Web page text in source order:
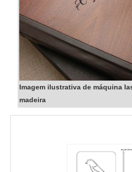
Imagem ilustrativa de máquina
madeira